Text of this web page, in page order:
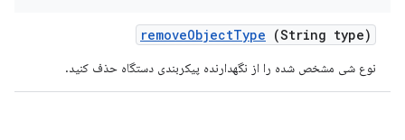
removeObjectType (String type)
نوع شی مشخص شده را از نگهدارنده پیکربندی دستگاه حذف کنید.